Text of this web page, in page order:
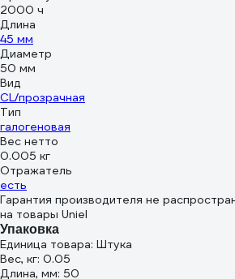
2000 ч
Длина
45 мм
Диаметр
50 мм
Вид
CL/прозрачная
Тип
галогеновая
Вес нетто
0.005 кг
Отражатель
есть
Гарантия производителя не
на товары Uniel
Упаковка
Единица товара: Штука
Вес, кг: 0.05
Длина, мм: 50